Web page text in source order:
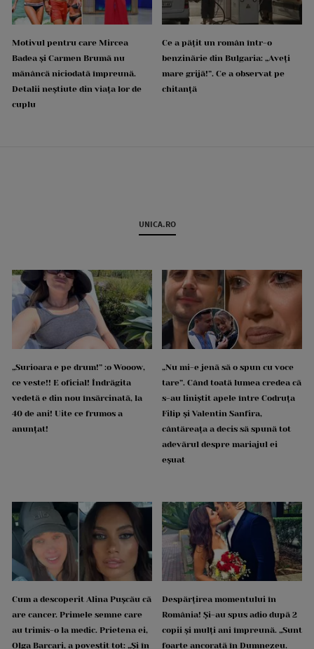
Motivul pentru care Mircea
Badea și Carmen Brumă nu
mănâncă niciodată împreună.
Detalii neștiute din viața lor de
cuplu
Ce a pățit un român într-o
benzinărie din Bulgaria: „Aveți
mare grijă!”. Ce a observat pe
chitanță
UNICA.RO
„Surioara e pe drum!” :o Wooow,
ce veste!! E oficial! Îndrăgita
vedetă e din nou însărcinată, la
40 de ani! Uite ce frumos a
anunțat!
„Nu mi-e jenă să o spun cu voce
tare”. Când toată lumea credea că
s-au liniștit apele între Codruța
Filip și Valentin Sanfira,
cântăreața a decis să spună tot
adevărul despre mariajul ei
eșuat
Cum a descoperit Alina Pușcău că
are cancer. Primele semne care
au trimis-o la medic. Prietena ei,
Olga Barcari, a povestit tot: „Și în
Despărțirea momentului în
România! Și-au spus adio după 2
copii și mulți ani împreună. „Sunt
foarte ancorată în Dumnezeu.